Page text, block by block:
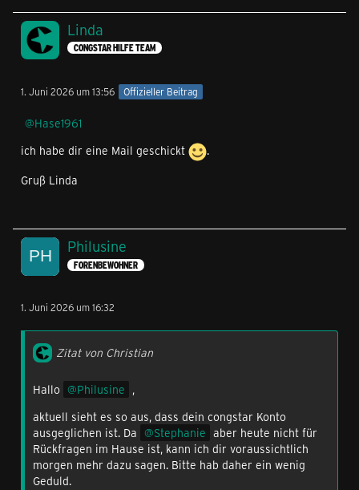
Linda
CONGSTAR HILFE TEAM
1. Juni 2026 um 13:56 Offizieller Beitrag
Hase1961
ich habe dir eine Mail geschickt
.
Gruß Linda
Philusine
FORENBEWOHNER
1. Juni 2026 um 16:32
Zitat von Christian
Hallo Philusine ,
aktuell sieht es so aus, dass dein congstar Konto
ausgeglichen ist. Da
Stephanie aber heute nicht für
Rückfragen im Hause ist, kann ich dir voraussichtlich
morgen mehr dazu sagen. Bitte hab daher ein wenig
Geduld.